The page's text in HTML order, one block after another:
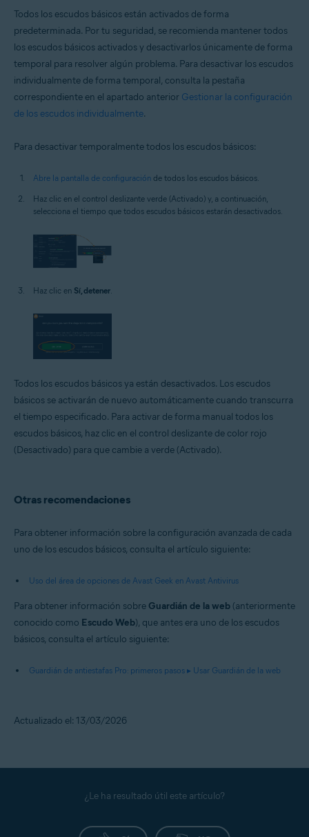
Todos los escudos básicos están activados de forma
predeterminada. Por tu seguridad, se recomienda mantener todos
los escudos básicos activados y desactivarlos únicamente de forma
temporal para resolver algún problema. Para desactivar los escudos
individualmente de forma temporal, consulta la pestaña
correspondiente en el apartado anterior Gestionar la configuración
de los escudos individualmente.
Para desactivar temporalmente todos los escudos básicos:
Abre la pantalla de configuración de todos los escudos básicos.
Haz clic en el control deslizante verde (Activado) y, a continuación,
selecciona el tiempo que todos escudos básicos estarán desactivados.
Haz clic en Sí, detener.
Todos los escudos básicos ya están desactivados. Los escudos
básicos se activarán de nuevo automáticamente cuando transcurra
el tiempo especificado. Para activar de forma manual todos los
escudos básicos, haz clic en el control deslizante de color rojo
(Desactivado) para que cambie a verde (Activado).
Otras recomendaciones
Para obtener información sobre la configuración avanzada de cada
uno de los escudos básicos, consulta el artículo siguiente:
Uso del área de opciones de Avast Geek en Avast Antivirus
Para obtener información sobre Guardián de la web (anteriormente
conocido como Escudo Web), que antes era uno de los escudos
básicos, consulta el artículo siguiente:
Guardián de antiestafas Pro: primeros pasos ▸ Usar Guardián de la web
Actualizado el: 13/03/2026
¿Le ha resultado útil este artículo?